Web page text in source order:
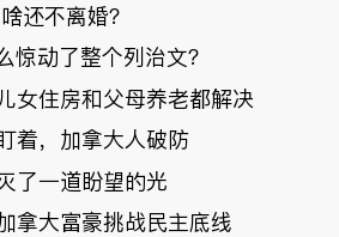
还不离婚？
惊动了整个列治文？
女住房和父母养老都解决
着，加拿大人破防
了一道盼望的光
拿大富豪挑战民主底线